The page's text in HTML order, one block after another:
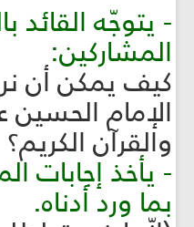
- يتوجّه القائد
المشاركين:
كيف يمكن أن
الإمام الحسين
والقرآن الكريم؟
- يأخذ إجابات
بما ورد أدناه.